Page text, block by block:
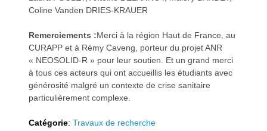
Coline Vanden DRIES-KRAUER
Remerciements :Merci à la région Haut de France, au
CURAPP et à Rémy Caveng, porteur du projet ANR
« NEOSOLID-R » pour leur soutien. Et un grand merci
à tous ces acteurs qui ont accueillis les étudiants avec
générosité malgré un contexte de crise sanitaire
particulièrement complexe.
Catégorie:Travaux de recherche